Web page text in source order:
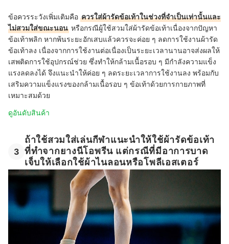
ข้อควรระวังเพิ่มเติมคือ ควรใส่ผ้ารัดข้อเท้าในช่วงที่จำเป็นเท่านั้นและ
ไม่สวมใส่ขณะนอน หรือกรณีผู้ใช้สวมใส่ผ้ารัดข้อเท้าเนื่องจากปัญหา
ข้อเท้าพลิก หากพ้นระยะอักเสบแล้วควรจะค่อย ๆ ลดการใช้งานผ้ารัด
ข้อเท้าลง เนื่องจากการใช้งานต่อเนื่องเป็นระยะเวลานานอาจส่งผลให้
เสพติดการใช้อุปกรณ์ช่วย ซึ่งทำให้กล้ามเนื้อรอบ ๆ มีกำลังความแข็ง
แรงลดลงได้ จึงแนะนำให้ค่อย ๆ ลดระยะเวลาการใช้งานลง พร้อมกับ
เสริมความแข็งแรงของกล้ามเนื้อรอบ ๆ ข้อเท้าด้วยการกายภาพที่
เหมาะสมด้วย
ดูอันดับสินค้า
3
ถ้าใช้สวมใส่เล่นกีฬาแนะนำให้ใช้ผ้ารัดข้อเท้า
ที่ทำจากยางนีโอพรีน แต่กรณีที่มีอาการบาด
เจ็บให้เลือกใช้ผ้าไนลอนหรือโพลีเอสเตอร์